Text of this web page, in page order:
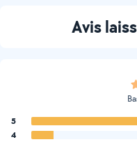
Avis
5
4